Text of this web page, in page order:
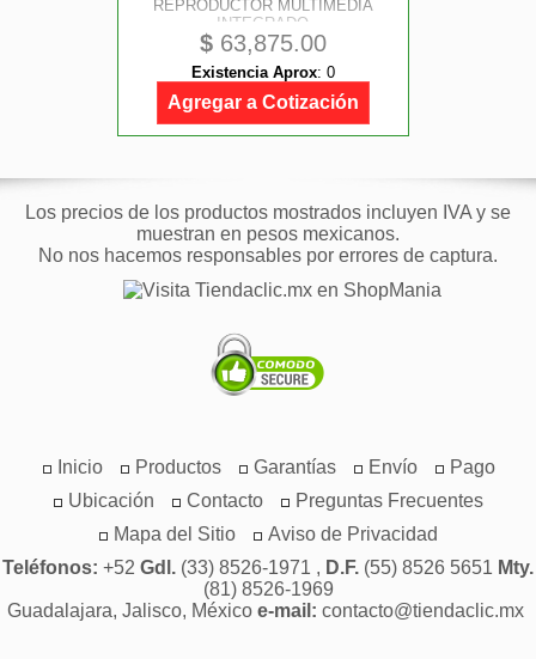
REPRODUCTOR MULTIMEDIA
INTEGRADO
$ 63,875.00
Existencia Aprox: 0
Agregar a Cotización
Los precios de los productos mostrados incluyen IVA y se
muestran en pesos mexicanos.
No nos hacemos responsables por errores de captura.
Inicio Productos Garantías Envío
Pago
Ubicación
Contacto
Preguntas Frecuentes
Mapa del Sitio
Aviso de Privacidad
Teléfonos: +52 Gdl. (33) 8526-1971 , D.F. (55) 8526 5651 Mty.
(81) 8526-1969
Guadalajara, Jalisco, México e-mail: contacto@tiendaclic.mx